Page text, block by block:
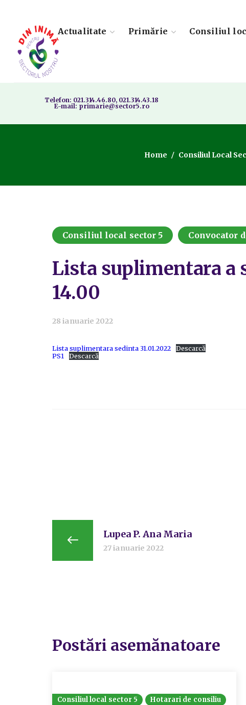
Actualitate Primărie Consiliul
Telefon: 021.314.46.80, 021.314.43.18
E-mail: primarie@sector5.ro
Home Consiliul Local
Consiliul local sector 5 Convocator
Lista suplimentara a
14.00
28 ianuarie 2022
Lista suplimentara sedinta 31.01.2022
Descarcă
PS1
Descarcă
Lupea P. Ana Maria
27 ianuarie 2022
Postări asemănatoare
Consiliul local sector 5
Hotarari de consiliu